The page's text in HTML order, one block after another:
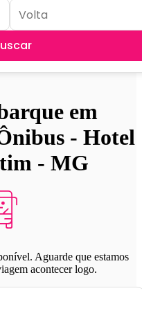
em
- Hotel
- MG
Aguarde que estamos
acontecer logo.